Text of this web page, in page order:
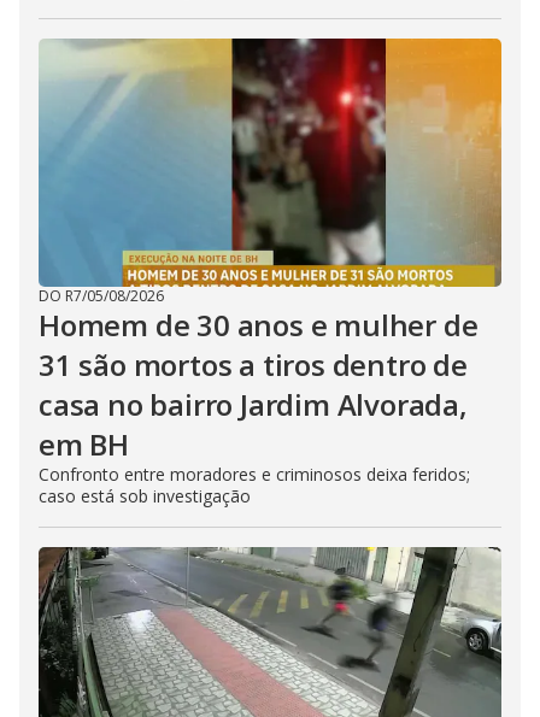
DO R7/05/08/2026
Homem de 30 anos e mulher de
31 são mortos a tiros dentro de
casa no bairro Jardim Alvorada,
em BH
Confronto entre moradores e criminosos deixa feridos;
caso está sob investigação